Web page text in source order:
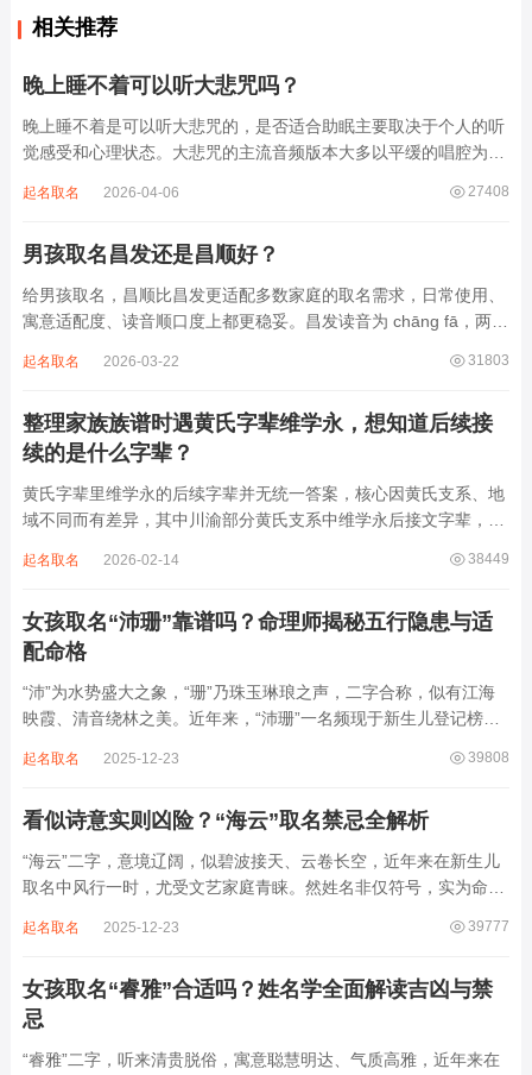
相关推荐
晚上睡不着可以听大悲咒吗？
晚上睡不着是可以听大悲咒的，是否适合助眠主要取决于个人的听
觉感受和心理状态。大悲咒的主流音频版本大多以平缓的唱腔为
急促的鼓点，这类音频本身具备静心的基础特质。睡前思绪繁杂、
27408
起名取名 2026-04-06
男孩取名昌发还是昌顺好？
给男孩取名，昌顺比昌发更适配多数家庭的取名需求，日常使用、
寓意适配度、读音顺口度上都更稳妥。昌发读音为 chāng fā，两个
离叫名字时辨识度不高。昌字本义为兴盛、繁茂，发字核心指向发
31803
起名取名 2026-03-22
整理家族族谱时遇黄氏字辈维学永，想知道后续接
续的是什么字辈？
黄氏字辈里维学永的后续字辈并无统一答案，核心因黄氏支系、地
域不同而有差异，其中川渝部分黄氏支系中维学永后接文字辈，完
某支系的续修字辈，在安岳、岳池一带的黄氏族谱里能明确查到，
38449
起名取名 2026-02-14
女孩取名“沛珊”靠谱吗？命理师揭秘五行隐患与适
配命格
“沛”为水势盛大之象，“珊”乃珠玉琳琅之声，二字合称，似有江海
映霞、清音绕林之美。近年来，“沛珊”一名频现于新生儿登记榜
雅符号，实为命理五行流转之枢纽。一字之选，关乎气场平衡。沛
39808
起名取名 2025-12-23
看似诗意实则凶险？“海云”取名禁忌全解析
“海云”二字，意境辽阔，似碧波接天、云卷长空，近年来在新生儿
取名中风行一时，尤受文艺家庭青睐。然姓名非仅符号，实为命局
滔天，木浮无根，阴气过重，易致意志不坚、事业漂泊、健康受
39777
起名取名 2025-12-23
女孩取名“睿雅”合适吗？姓名学全面解读吉凶与禁
忌
“睿雅”二字，听来清贵脱俗，寓意聪慧明达、气质高雅，近年来在